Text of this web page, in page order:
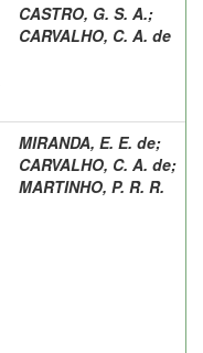
CASTRO, G. S. A.;
CARVALHO, C. A. de
MIRANDA, E. E. de;
CARVALHO, C. A. de;
MARTINHO, P. R. R.